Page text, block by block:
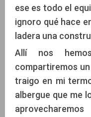
ese es todo el
ignoro qué hace
ladera una
Allí nos
compartiremos
traigo en mi
albergue que me